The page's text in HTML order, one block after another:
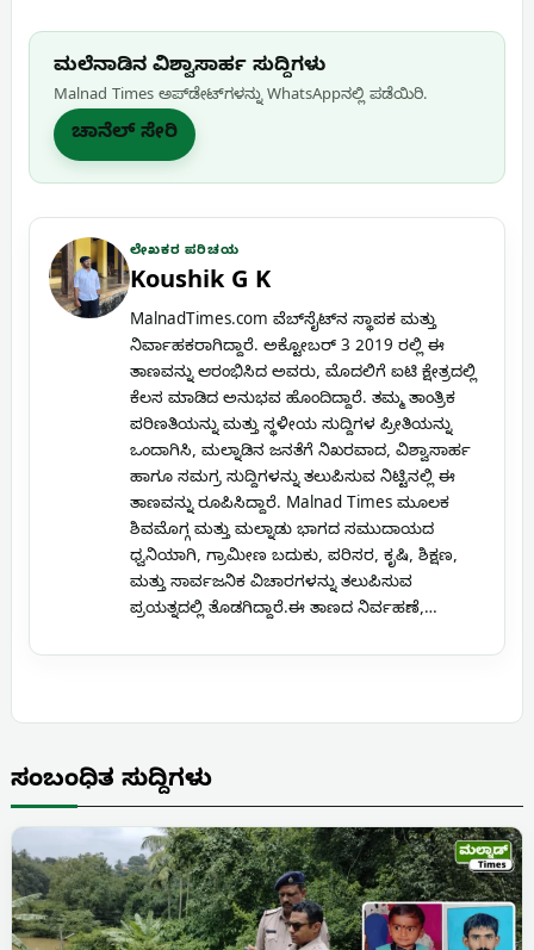
ಮಲೆನಾಡಿನ ವಿಶ್ವಾಸಾರ್ಹ ಸುದ್ದಿಗಳು
Malnad Times ಅಪ್‌ಡೇಟ್‌ಗಳನ್ನು WhatsApp‌ನಲ್ಲಿ ಪಡೆಯಿರಿ.
ಚಾನೆಲ್ ಸೇರಿ
ಲೇಖಕರ ಪರಿಚಯ
Koushik G K
MalnadTimes.com ವೆಬ್‌ಸೈಟ್‌ನ ಸ್ಥಾಪಕ ಮತ್ತು
ನಿರ್ವಾಹಕರಾಗಿದ್ದಾರೆ. ಅಕ್ಟೋಬರ್ 3 2019 ರಲ್ಲಿ ಈ
ತಾಣವನ್ನು ಆರಂಭಿಸಿದ ಅವರು, ಮೊದಲಿಗೆ ಐಟಿ ಕ್ಷೇತ್ರದಲ್ಲಿ
ಕೆಲಸ ಮಾಡಿದ ಅನುಭವ ಹೊಂದಿದ್ದಾರೆ. ತಮ್ಮ ತಾಂತ್ರಿಕ
ಪರಿಣತಿಯನ್ನು ಮತ್ತು ಸ್ಥಳೀಯ ಸುದ್ದಿಗಳ ಪ್ರೀತಿಯನ್ನು
ಒಂದಾಗಿಸಿ, ಮಲ್ನಾಡಿನ ಜನತೆಗೆ ನಿಖರವಾದ, ವಿಶ್ವಾಸಾರ್ಹ
ಹಾಗೂ ಸಮಗ್ರ ಸುದ್ದಿಗಳನ್ನು ತಲುಪಿಸುವ ನಿಟ್ಟಿನಲ್ಲಿ ಈ
ತಾಣವನ್ನು ರೂಪಿಸಿದ್ದಾರೆ. Malnad Times ಮೂಲಕ
ಶಿವಮೊಗ್ಗ ಮತ್ತು ಮಲ್ನಾಡು ಭಾಗದ ಸಮುದಾಯದ
ಧ್ವನಿಯಾಗಿ, ಗ್ರಾಮೀಣ ಬದುಕು, ಪರಿಸರ, ಕೃಷಿ, ಶಿಕ್ಷಣ,
ಮತ್ತು ಸಾರ್ವಜನಿಕ ವಿಚಾರಗಳನ್ನು ತಲುಪಿಸುವ
ಪ್ರಯತ್ನದಲ್ಲಿ ತೊಡಗಿದ್ದಾರೆ.ಈ ತಾಣದ ನಿರ್ವಹಣೆ,…
ಸಂಬಂಧಿತ ಸುದ್ದಿಗಳು